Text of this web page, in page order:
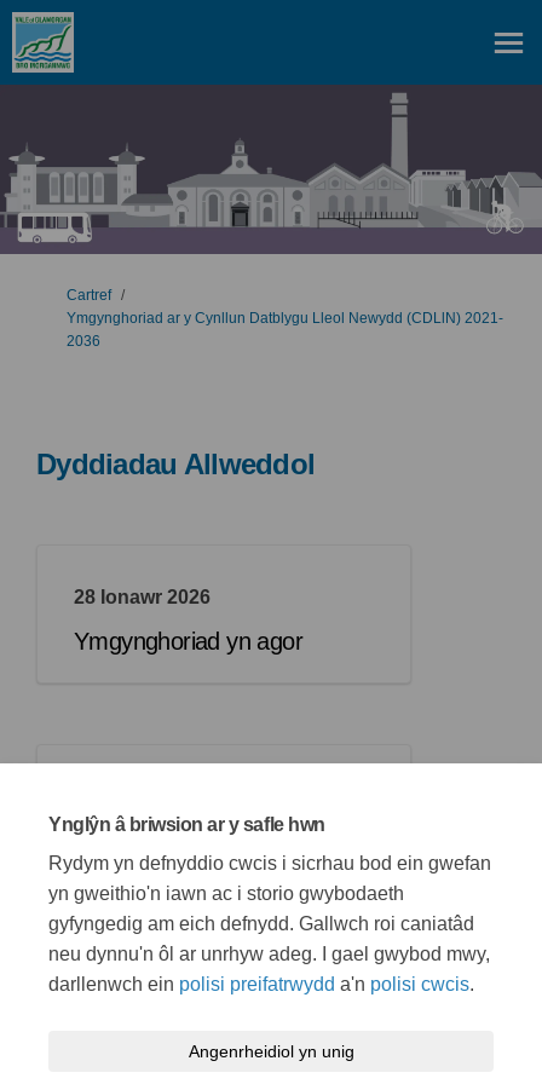
Ynglŷn â briwsion ar y safle hwn
Rydym yn defnyddio cwcis i sicrhau bod ein gwefan
yn gweithio'n iawn ac i storio gwybodaeth
gyfyngedig am eich defnydd. Gallwch roi caniatâd
neu dynnu'n ôl ar unrhyw adeg. I gael gwybod mwy,
darllenwch ein polisi preifatrwydd a'n polisi cwcis.
Angenrheidiol yn unig
Rydych yma:
Cartref
Ymgynghoriad ar y Cynllun Datblygu Lleol Newydd (CDLlN) 2021-
2036
Dyddiadau Allweddol
28 Ionawr 2026
Ymgynghoriad yn agor
Ymgynghoriad yn cau